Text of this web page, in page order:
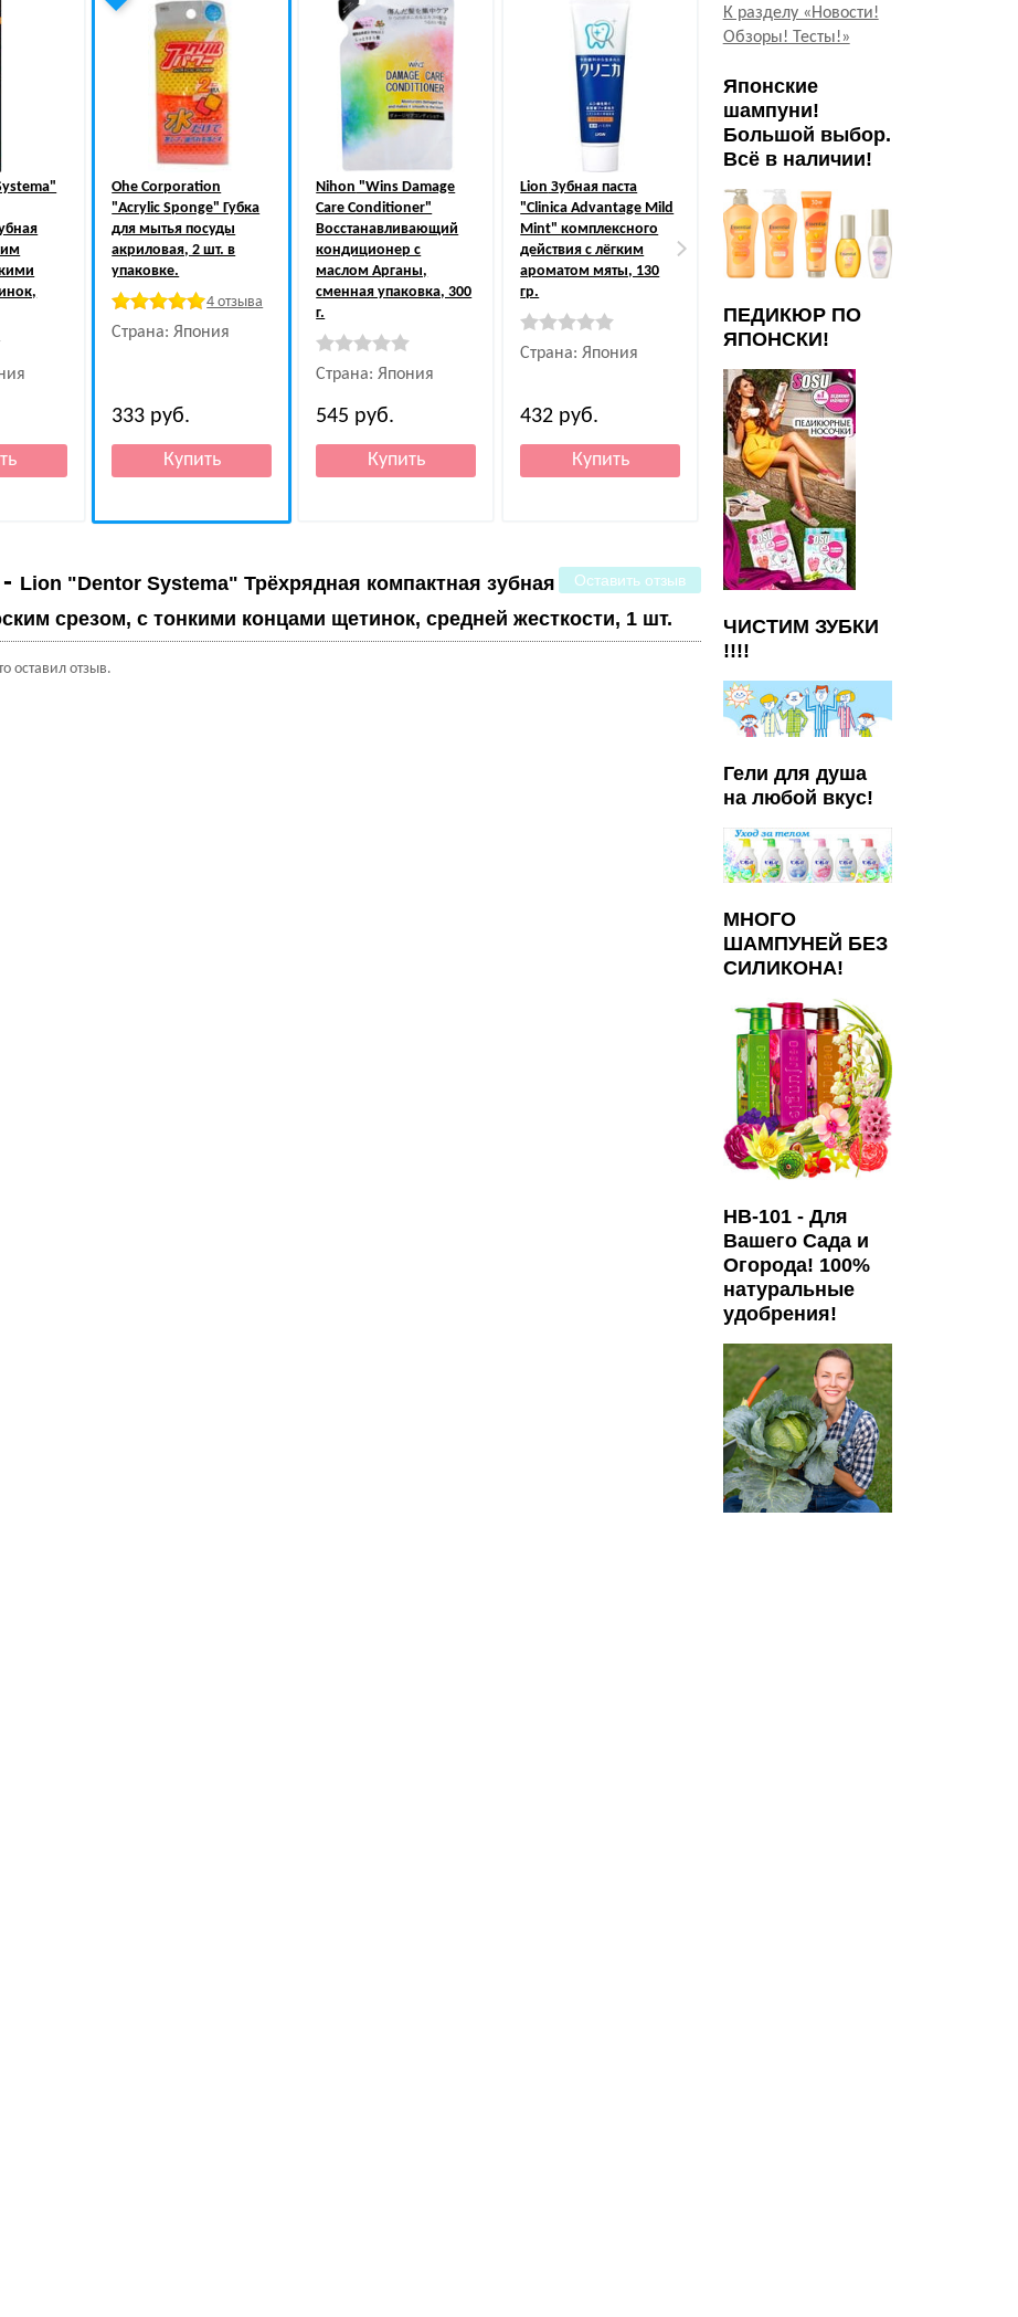
Ohe Corporation
"Acrylic Sponge" Губка
для мытья посуды
акриловая, 2 шт. в
упаковке.
4 отзыва
Страна: Япония
333 руб.
Nihon "Wins Damage
Care Conditioner"
Восстанавливающий
кондиционер с
маслом Арганы,
сменная упаковка, 300
г.
Страна: Япония
545 руб.
Lion Зубная паста
"Clinica Advantage Mild
Mint" комплексного
действия с лёгким
ароматом мяты, 130
гр.
Страна: Япония
432 руб.
Lion
Тройная зубная
нить "Clinica", 30 шт.
Страна: Япония
1 058руб.
Оставить отзыв
Lion "Dentor Systema" Трёхрядная компактная зубная
срезом, с тонкими концами щетинок, средней жесткости, 1 шт.
оставил отзыв.
К разделу «Новости!
Обзоры! Тесты!»
Японские
шампуни!
Большой выбор.
Всё в наличии!
ПЕДИКЮР ПО
ЯПОНСКИ!
ЧИСТИМ ЗУБКИ
!!!!
Гели для душа
на любой вкус!
МНОГО
ШАМПУНЕЙ БЕЗ
СИЛИКОНА!
HB-101 - Для
Вашего Сада и
Огорода! 100%
натуральные
удобрения!